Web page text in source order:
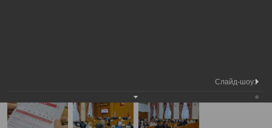
Слайд-шоу: